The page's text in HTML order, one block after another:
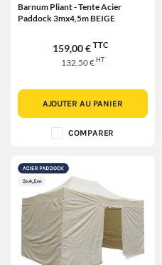
Barnum Pliant - Tente Acier
Paddock 3mx4,5m BEIGE
159,00 € TTC
132,50 €HT
AJOUTER AU PANIER
COMPARER